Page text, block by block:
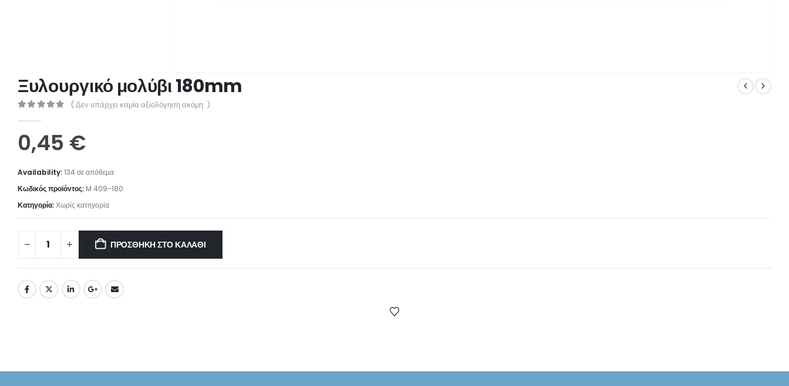
Ξυλουργικό μολύβι 180mm
( Δεν υπάρχει καμία αξιολόγηση ακόμη. )
0,45 €
Availability:134 σε απόθεμα
Κωδικός προϊόντος: M 409-180
Κατηγορία:Χωρίς κατηγορία
ΠΡΟΣΘΉΚΗ ΣΤΟ ΚΑΛΆΘΙ